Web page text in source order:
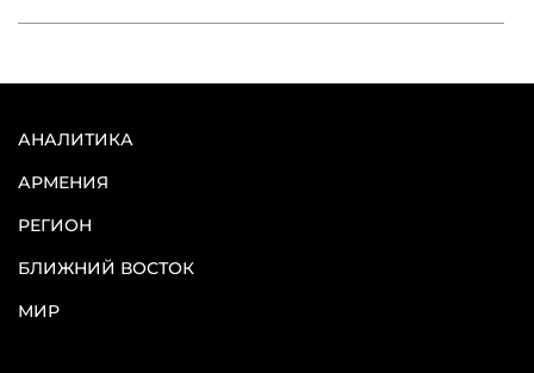
АНАЛИТИКА
АРМЕНИЯ
РЕГИОН
БЛИЖНИЙ ВОСТОК
МИР